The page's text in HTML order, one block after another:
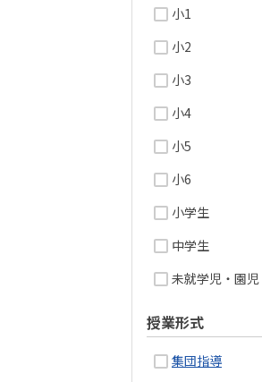
小1
小2
小3
小4
小5
小6
小学生
中学生
未就学児・園児
授業形式
集団指導